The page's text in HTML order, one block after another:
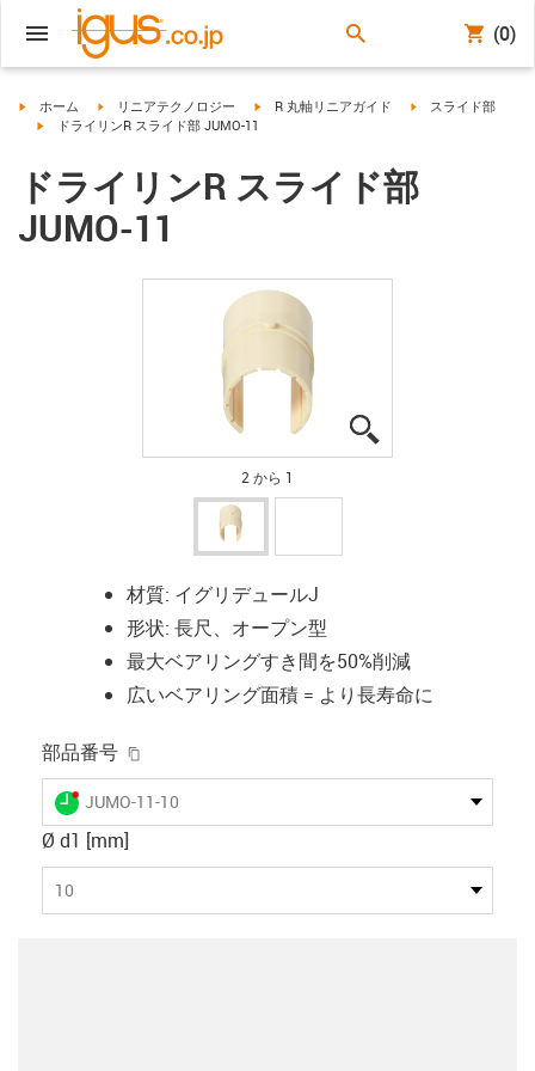
(0)
igus-icon-arrow-right
ホーム igus-icon-arrow-right
リニアテクノロジー igus-icon-arrow-right
R 丸軸リニアガイド igus-icon-arrow-
スライド部
igus-icon-arrow-right
ドライリンR スライド部 JUMO-11
ドライリンR スライド部
JUMO-11
2 から 1
材質: イグリデュールJ
形状: 長尺、オープン型
最大ベアリングすき間を50%削減
広いベアリング面積 = より長寿命に
部品番号
igus-icon-lieferzeit-dot
JUMO-11-10
Ø d1 [mm]
10